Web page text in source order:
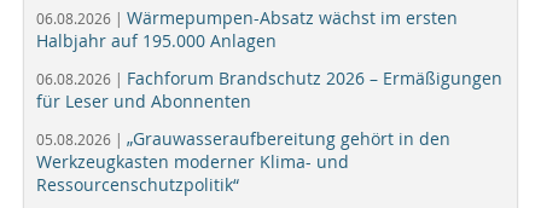
06.08.2026 | Wärmepumpen-Absatz wächst im ersten
Halbjahr auf 195.000 Anlagen
06.08.2026 | Fachforum Brandschutz 2026 – Ermäßigungen
für Leser und Abonnenten
05.08.2026 | „Grauwasseraufbereitung gehört in den
Werkzeugkasten moderner Klima- und
Ressourcenschutzpolitik“